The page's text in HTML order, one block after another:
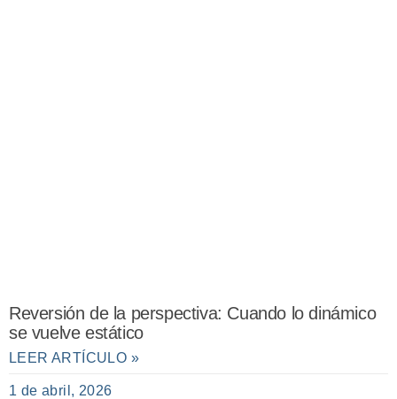
Reversión de la perspectiva: Cuando lo dinámico
se vuelve estático
LEER ARTÍCULO »
1 de abril, 2026